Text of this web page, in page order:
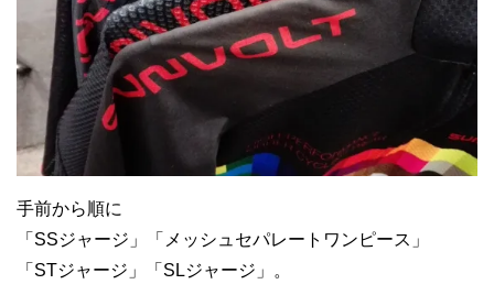
手前から順に
「SSジャージ」「メッシュセパレートワンピース」
「STジャージ」「SLジャージ」。